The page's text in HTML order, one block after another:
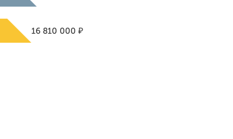
16 810 000 ₽